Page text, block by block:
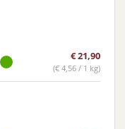
€21,90
(€4,56 / 1 kg)